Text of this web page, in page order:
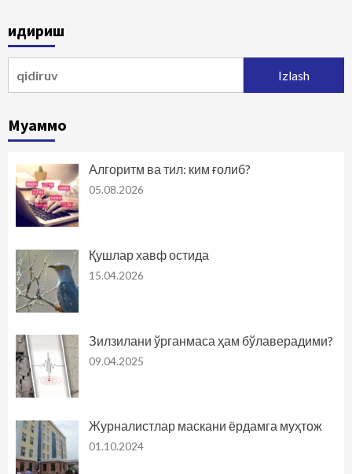
Қидириш
Муаммо
Алгоритм ва тил: ким ғолиб?
05.08.2026
Қушлар хавф остида
15.04.2026
Зилзилани ўрганмаса ҳам бўлаверадими?
09.04.2025
Журналистлар маскани ёрдамга муҳтож
01.10.2024